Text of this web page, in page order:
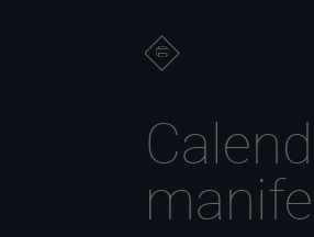
Formation
environnement
Informations
Guichet virtuel
Annuaire communal